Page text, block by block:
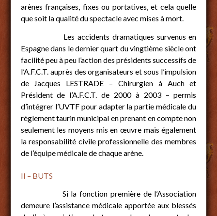
arènes françaises, fixes ou portatives, et cela quelle
que soit la qualité du spectacle avec mises à mort.
Les accidents dramatiques survenus en
Espagne dans le dernier quart du vingtième siècle ont
facilité peu à peu l’action des présidents successifs de
l’A.F.C.T. auprès des organisateurs et sous l’impulsion
de Jacques LESTRADE – Chirurgien à Auch et
Président de l’A.F.C.T. de 2000 à 2003 – permis
d’intégrer l’UVTF pour adapter la partie médicale du
règlement taurin municipal en prenant en compte non
seulement les moyens mis en œuvre mais également
la responsabilité civile professionnelle des membres
de l’équipe médicale de chaque arène.
II – BUTS
Si la fonction première de l’Association
demeure l’assistance médicale apportée aux blessés